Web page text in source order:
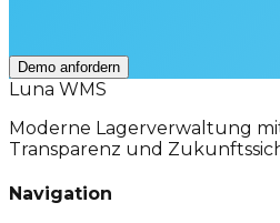
Demo anfordern
Luna WMS
Moderne Lagerverwaltung
Transparenz und
Navigation